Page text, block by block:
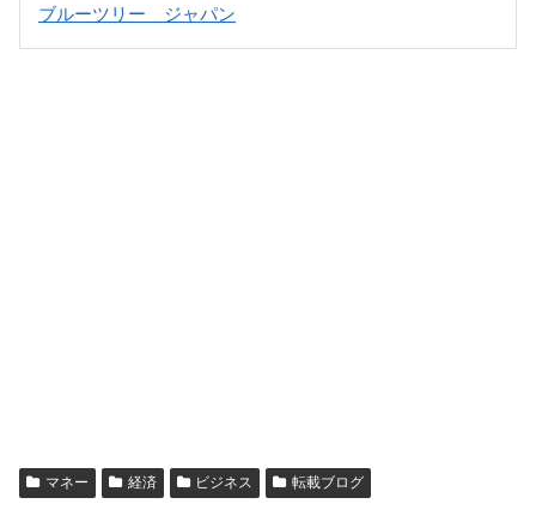
ブルーツリー ジャパン
マネー 経済 ビジネス 転載ブログ